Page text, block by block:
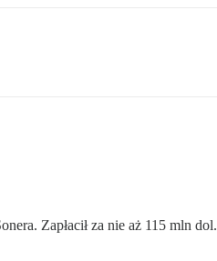
Zapłacił za nie aż 115 mln dol.